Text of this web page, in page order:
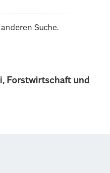
Forstwirtschaft und
Suche.